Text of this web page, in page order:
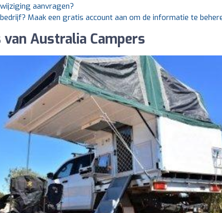
aanvragen?
Maak een gratis account aan om de informatie te
van Australia Campers